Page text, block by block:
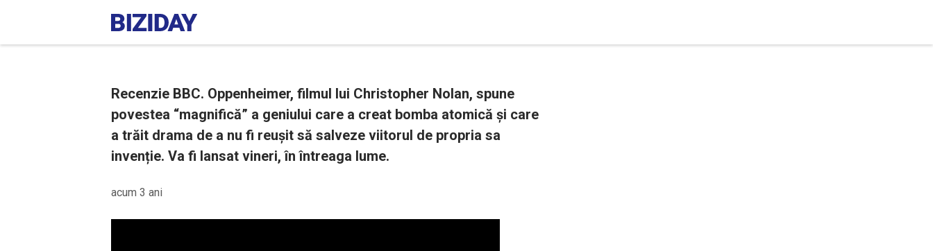
Recenzie BBC. Oppenheimer, filmul lui Christopher Nolan, spune
povestea “magnifică” a geniului care a creat bomba atomică și care
a trăit drama de a nu fi reușit să salveze viitorul de propria sa
invenție. Va fi lansat vineri, în întreaga lume.
acum 3 ani